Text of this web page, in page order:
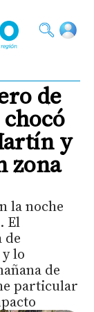
de
y
zona
la noche
El
de
lo
de
particular